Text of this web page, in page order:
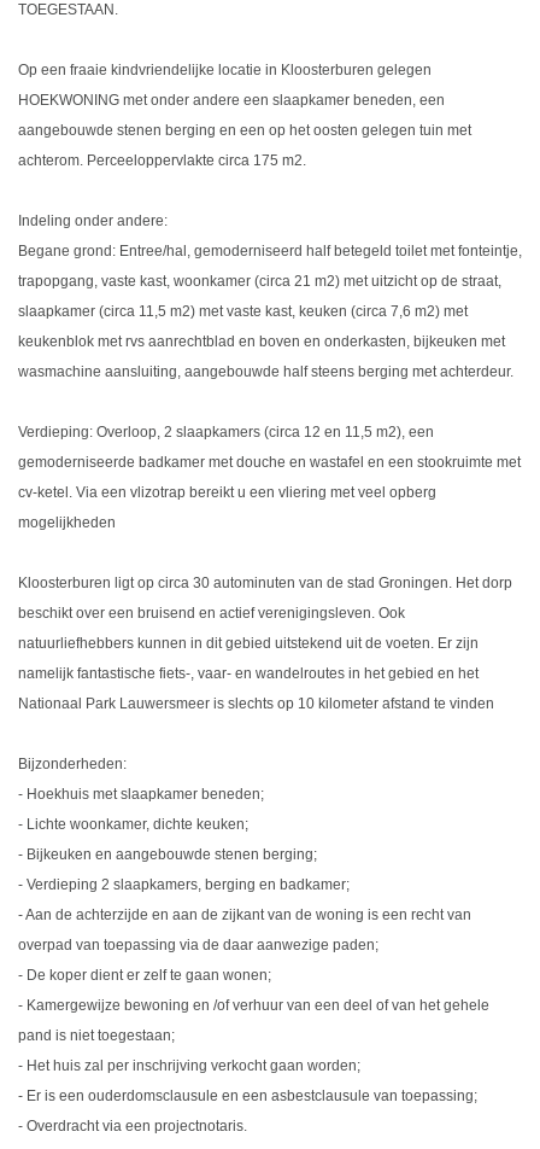
TOEGESTAAN.
Op een fraaie kindvriendelijke locatie in Kloosterburen gelegen
HOEKWONING met onder andere een slaapkamer beneden, een
aangebouwde stenen berging en een op het oosten gelegen tuin met
achterom. Perceeloppervlakte circa 175 m2.
Indeling onder andere:
Begane grond: Entree/hal, gemoderniseerd half betegeld toilet met fonteintje,
trapopgang, vaste kast, woonkamer (circa 21 m2) met uitzicht op de straat,
slaapkamer (circa 11,5 m2) met vaste kast, keuken (circa 7,6 m2) met
keukenblok met rvs aanrechtblad en boven en onderkasten, bijkeuken met
wasmachine aansluiting, aangebouwde half steens berging met achterdeur.
Verdieping: Overloop, 2 slaapkamers (circa 12 en 11,5 m2), een
gemoderniseerde badkamer met douche en wastafel en een stookruimte met
cv-ketel. Via een vlizotrap bereikt u een vliering met veel opberg
mogelijkheden
Kloosterburen ligt op circa 30 autominuten van de stad Groningen. Het dorp
beschikt over een bruisend en actief verenigingsleven. Ook
natuurliefhebbers kunnen in dit gebied uitstekend uit de voeten. Er zijn
namelijk fantastische fiets-, vaar- en wandelroutes in het gebied en het
Nationaal Park Lauwersmeer is slechts op 10 kilometer afstand te vinden
Bijzonderheden:
- Hoekhuis met slaapkamer beneden;
- Lichte woonkamer, dichte keuken;
- Bijkeuken en aangebouwde stenen berging;
- Verdieping 2 slaapkamers, berging en badkamer;
- Aan de achterzijde en aan de zijkant van de woning is een recht van
overpad van toepassing via de daar aanwezige paden;
- De koper dient er zelf te gaan wonen;
- Kamergewijze bewoning en /of verhuur van een deel of van het gehele
pand is niet toegestaan;
- Het huis zal per inschrijving verkocht gaan worden;
- Er is een ouderdomsclausule en een asbestclausule van toepassing;
- Overdracht via een projectnotaris.